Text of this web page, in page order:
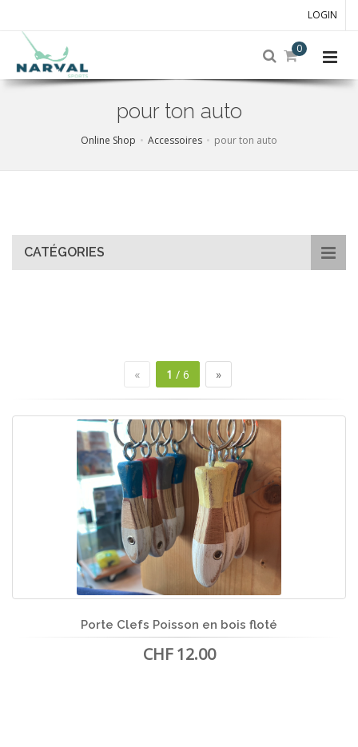
LOGIN
0
pour ton auto
Online Shop Accessoires pour ton auto
CATÉGORIES
« 1 / 6 »
Porte Clefs Poisson en bois floté
CHF 12.00